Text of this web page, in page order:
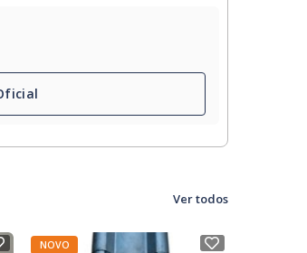
Ver todos
NOVO